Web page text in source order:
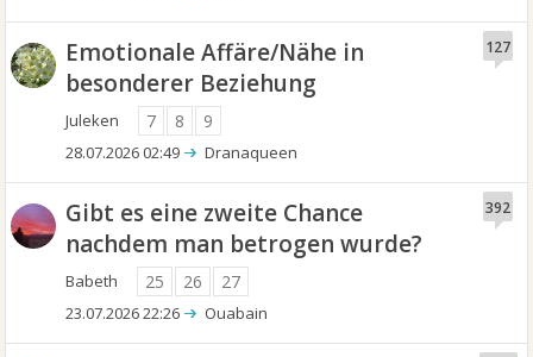
Emotionale Affäre/Nähe in
besonderer Beziehung
Juleken 7 8 9
127
28.07.2026 02:49 Dranaqueen
Gibt es eine zweite Chance
nachdem man betrogen wurde?
Babeth 25 26 27
392
23.07.2026 22:26 Ouabain